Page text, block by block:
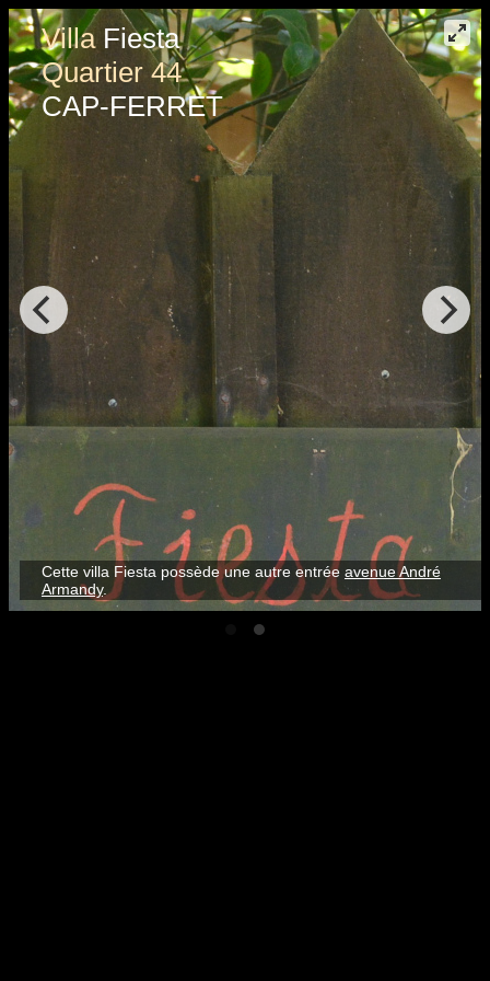
Villa Fiesta
Quartier 44
CAP-FERRET
Cette villa Fiesta possède une autre entrée avenue André
Armandy.